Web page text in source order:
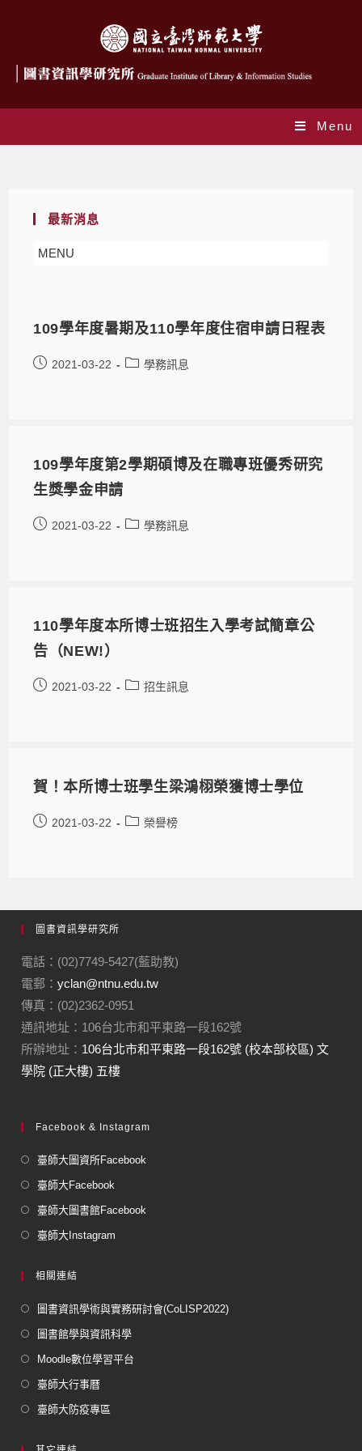
Menu
最新消息
MENU
109學年度暑期及110學年度住宿申請日程表
2021-03-22 學務訊息
109學年度第2學期碩博及在職專班優秀研究
生獎學金申請
2021-03-22 學務訊息
110學年度本所博士班招生入學考試簡章公
告（NEW!）
2021-03-22 招生訊息
賀！本所博士班學生梁鴻栩榮獲博士學位
2021-03-22 榮譽榜
圖書資訊學研究所
電話：(02)7749-5427(藍助教)
電郵：yclan@ntnu.edu.tw
傳真：(02)2362-0951
通訊地址：106台北市和平東路一段162號
所辦地址： 106台北市和平東路一段162號 (校本部校區) 文
學院 (正大樓) 五樓
Facebook & Instagram
臺師大圖資所Facebook
臺師大Facebook
臺師大圖書館Facebook
臺師大Instagram
相關連結
圖書資訊學術與實務研討會(CoLISP2022)
圖書館學與資訊科學
Moodle數位學習平台
臺師大行事曆
臺師大防疫專區